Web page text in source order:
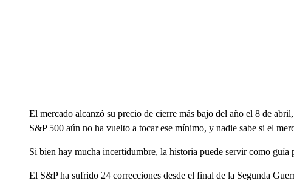
El mercado alcanzó su precio de cierre más bajo del año el 8 de
S&P 500 aún no ha vuelto a tocar ese mínimo, y nadie sabe si el
Si bien hay mucha incertidumbre, la historia puede servir como
El S&P ha sufrido 24 correcciones desde el final de la Segunda